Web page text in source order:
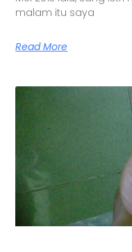
malam itu saya
Read More